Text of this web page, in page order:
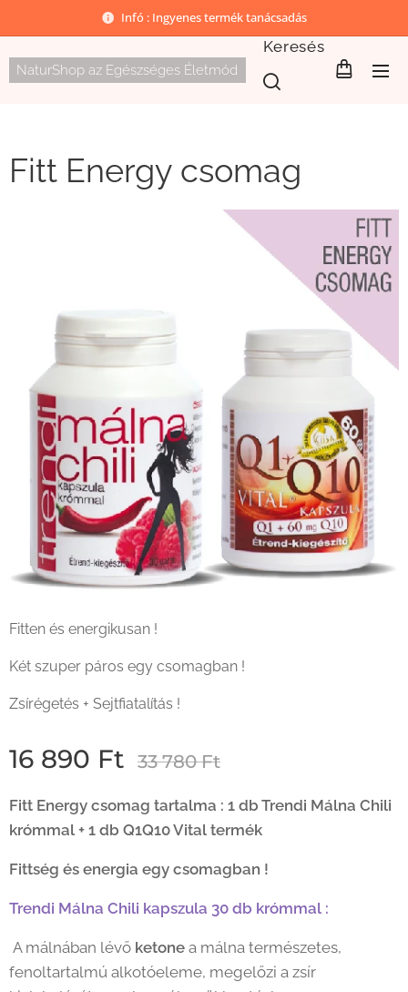
Infó : Ingyenes termék tanácsadás
NaturShop az Egészséges Életmód
Keresés
Fitt Energy csomag
Fitten és energikusan !
Két szuper páros egy csomagban !
Zsírégetés + Sejtfiatalítás !
16 890 Ft 33 780Ft
Fitt Energy csomag tartalma : 1 db Trendi Málna Chili
krómmal + 1 db Q1Q10 Vital termék
Fittség és energia egy csomagban !
Trendi Málna Chili kapszula 30 db krómmal :
A málnában lévő ketone a málna természetes,
fenoltartalmú alkotóeleme, megelőzi a zsír